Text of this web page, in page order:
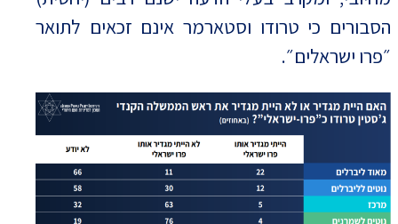
הסבורים כי טרודו וסטארמר אינם זכאים לתואר
״פרו ישראלים״.